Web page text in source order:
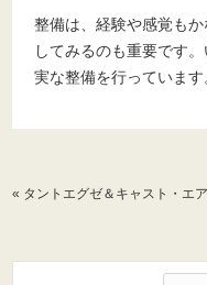
整備は、経験や感覚も
してみるのも重要です
実な整備を行っています
« タントエグゼ＆キャスト・エ